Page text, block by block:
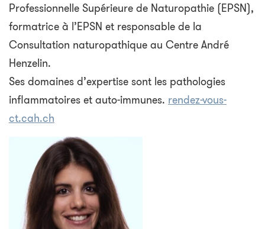
Professionnelle Supérieure de Naturopathie (EPSN),
formatrice à l’EPSN et responsable de la
Consultation naturopathique au Centre André
Henzelin.
Ses domaines d’expertise sont les pathologies
inflammatoires et auto-immunes. rendez-vous-
ct.cah.ch